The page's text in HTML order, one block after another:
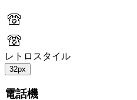
レトロスタイル
32px
電話機